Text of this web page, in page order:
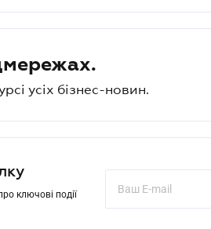
усіх бізнес-новин.
ключові події